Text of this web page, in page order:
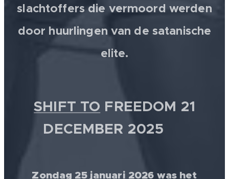
slachtoffers die vermoord werden
door huurlingen van de satanische
elite.
SHIFT TO FREEDOM 21
DECEMBER 2025 💫
Zondag 25 januari 2026 was het